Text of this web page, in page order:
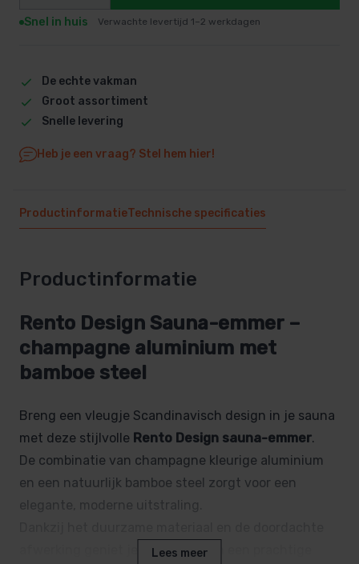
Snel in huis Verwachte levertijd 1–2 werkdagen
De echte vakman
Groot assortiment
Snelle levering
Heb je een vraag? Stel hem hier!
ProductinformatieTechnische specificaties
Productinformatie
Rento Design Sauna-emmer –
champagne aluminium met
bamboe steel
Breng een vleugje Scandinavisch design in je sauna
met deze stijlvolle Rento Design sauna-emmer.
De combinatie van champagne kleurige aluminium
en een natuurlijk bamboe steel zorgt voor een
elegante, moderne uitstraling.
afwerking geniet je jarenlang van een prachtige
Lees meer